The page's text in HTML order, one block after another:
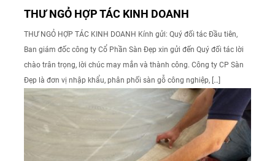
THƯ NGỎ HỢP TÁC KINH DOANH
THƯ NGỎ HỢP TÁC KINH DOANH Kính gửi: Quý đối tác Đầu tiên,
Ban giám đốc công ty Cổ Phần Sàn Đẹp xin gửi đến Quý đối tác lời
chào trân trọng, lời chúc may mắn và thành công. Công ty CP Sàn
Đẹp là đơn vị nhập khẩu, phân phối sàn gỗ công nghiệp, […]